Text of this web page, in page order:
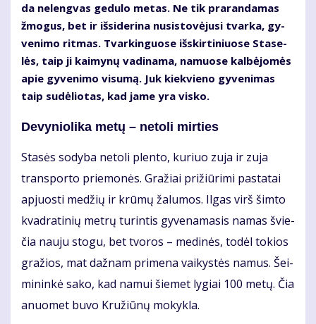
da ne­leng­vas ge­du­lo me­tas. Ne tik pra­ran­da­mas
žmo­gus, bet ir iš­si­de­ri­na nu­si­sto­vė­ju­si tvar­ka, gy­
ve­ni­mo rit­mas. Tvar­kin­guo­se iš­skir­ti­niuo­se Sta­se­
lės, taip ji kai­my­nų va­di­na­ma, na­muo­se kal­bė­jo­mės
apie gy­ve­ni­mo vi­su­mą. Juk kiek­vie­no gy­ve­ni­mas
taip su­dė­lio­tas, kad ja­me yra vis­ko.
De­vy­nio­li­ka me­tų – ne­to­li mir­ties
Sta­sės so­dy­ba ne­to­li plen­to, ku­riuo zu­ja ir zu­ja
trans­por­to prie­mo­nės. Gra­žiai pri­žiū­ri­mi pa­sta­tai
ap­juos­ti me­džių ir krū­mų ža­lu­mos. Il­gas virš šim­to
kvad­ra­ti­nių met­rų tu­rin­tis gy­ve­na­ma­sis na­mas švie­
čia nau­ju sto­gu, bet tvo­ros – me­di­nės, to­dėl to­kios
gra­žios, mat daž­nam pri­me­na vai­kys­tės na­mus. Šei­
mi­nin­kė sa­ko, kad na­mui šie­met ly­giai 100 me­tų. Čia
anuo­met bu­vo Kru­žiū­nų mo­kyk­la.